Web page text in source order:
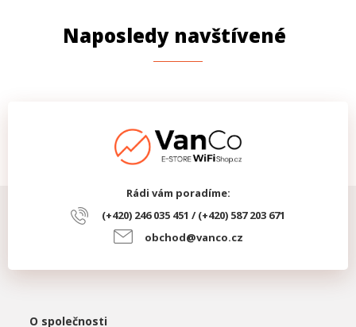
Naposledy navštívené
Rádi vám poradíme:
(+420) 246 035 451 / (+420) 587 203 671
obchod@vanco.cz
O společnosti